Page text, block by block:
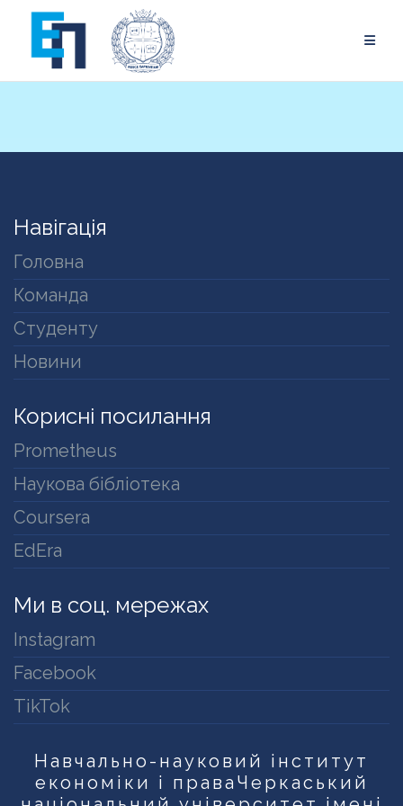
content
Навігація
Головна
Команда
Студенту
Новини
Корисні посилання
Prometheus
Наукова бібліотека
Coursera
EdEra
Ми в соц. мережах
Instagram
Facebook
TikTok
Навчально-науковий інститут
економіки і права Черкаський